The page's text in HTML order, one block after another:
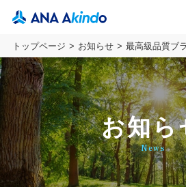
トップページ お知らせ 最高級品質ブ
お知ら
News